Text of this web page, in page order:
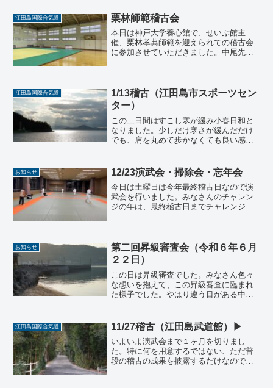
江田島国際合気道 栗林師範稽古会
本日は神戸大学養心館で、せいぶ館主
催、栗林孝典師範を迎えられての稽古会
に参加させていただきました。中尾先
もおられたこともあり、基本技...
江田島国際合気道
1/13稽古（江田島市スポーツセン
ター）
この二日間はすこし寒が緩み小春日和と
なりました。少しだけ寒さが緩んだだけ
でも、肩を丸めて歩かなくても良い感覚
ます。さて今日の稽古は遊び稽古１体操
２熊歩き、蜘蛛歩き３膝行...
お知らせ 12/23演武会・掃除会・忘年会
今日は土曜日は今年最終稽古日なので演
武会を行いました。みなさんのチャレン
ジの年は、最終稽古日までチャレンジで
合気道の一年目が終えよう...
お知らせ
第二回昇級審査会（令和６年６月
２２日）
この日は昇級審査でした。みなさん色々
な想いを抱えて、この昇級審査に臨まれ
た様子でした。やはり違う目がある中で
なかった方もおられたでしょう。しかし
恐れず挑戦していただきま...
江田島国際合気道 11/27稽古（江田島武道館）▶︎
いよいよ演武会まで１ヶ月を切りまし
た。特に何を用意するではない、ただ普
段の稽古の成果を披露するだけなのです